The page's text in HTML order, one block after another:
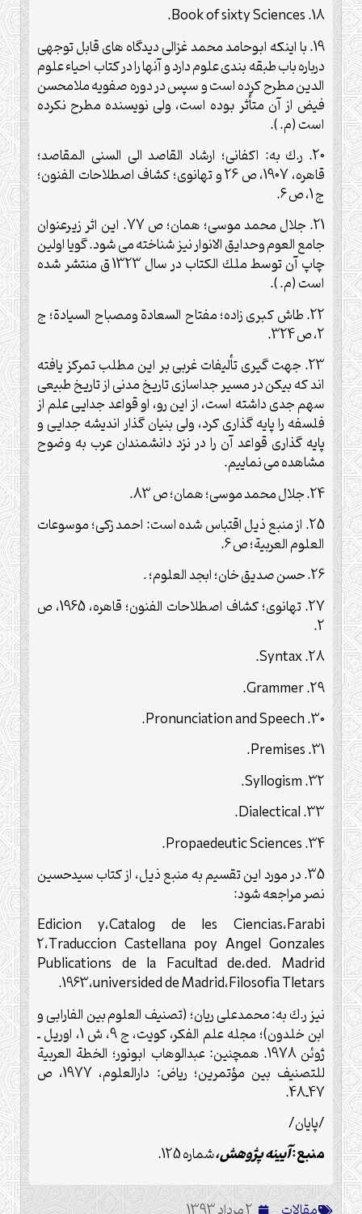
18.
Book of sixty Sciences
.
19. با اينكه ابوحامد محمد غزالى ديدگاه هاى قابل توجهى
درباره باب طبقه بندى علوم دارد و آنها را در كتاب احياء علوم
الدين مطرح كرده است و سپس در دوره صفويه ملامحسن
فيض از آن متأثر بوده است، ولى نويسنده مطرح نكرده
است (م. ).
20. ر.ك به: اكفانى؛ ارشاد القاصد الى السنى المقاصد؛
قاهره، 1907، ص 26 و تهانوى؛ كشاف اصطلاحات الفنون؛
ج 1، ص 6.
21. جلال محمد موسى؛ همان؛ ص 77. اين اثر زيرعنوان
جامع العوم وحدايق الانوار نيز شناخته مى شود. گويا اولين
چاپ آن توسط ملك الكتاب در سال 1323 ق منتشر شده
است (م. ).
22. طاش كبرى زاده؛ مفتاح السعادة ومصباح السيادة؛ ج
2، ص 324.
23. جهت گيرى تأليفات غربى بر اين مطلب تمركز يافته
اند كه بيكن در مسير جداسازى تاريخ مدنى از تاريخ طبيعى
سهم جدى داشته است، از اين رو، او قواعد جدايى علم از
فلسفه را پايه گذارى كرد، ولى بنيان گذار انديشه جدايى و
پايه گذارى قواعد آن را در نزد دانشمندان عرب به وضوح
مشاهده مى نماييم.
24. جلال محمد موسى؛ همان؛ ص 83.
25. از منبع ذيل اقتباس شده است: احمد زكى؛ موسوعات
العلوم العربية؛ ص 6.
26. حسن صديق خان؛ ابجد العلوم؛ .
27. تهانوى؛ كشاف اصطلاحات الفنون؛ قاهره، 1965، ص
2.
28.
Syntax
.
29.
Grammer
.
30.
Pronunciation and Speech
.
31.
Premises
.
32.
Syllogism
.
33.
Dialectical
.
34.
Propaedeutic Sciences
.
35. در مورد اين تقسيم به منبع ذيل، از كتاب سيدحسين
نصر مراجعه شود:
Farabi،Catalog de les Ciencias،Edicion y
Traduccion Castellana poy Angel Gonzales،2
ded. Madrid،Publications de la Facultad de
Filosofia Tletars،universided de Madrid،1963
.
نيز ر.ك به: محمدعلى ريان؛ (تصنيف العلوم بين الفارابى و
ابن خلدون)؛ مجله علم الفكر، كويت، ج 9، ش 1، اوريل ـ
ژوئن 1978. همچنين: عبدالوهاب ابونور؛ الخطة العربية
للتصنيف بين مؤتمرين؛ رياض: دارالعلوم، 1977، ص
47ـ48.
/پایان/
منبع:آیینه پژوهش،شماره 125.